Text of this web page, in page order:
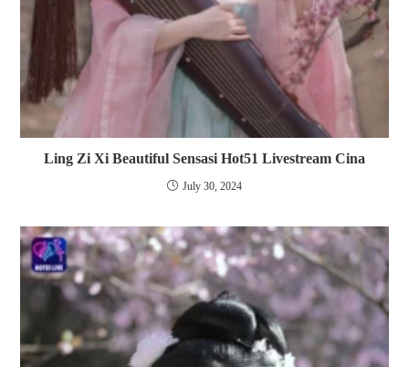
Ling Zi Xi Beautiful Sensasi Hot51 Livestream Cina
July 30, 2024